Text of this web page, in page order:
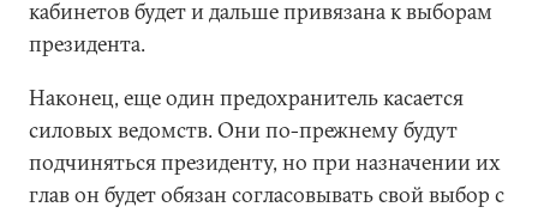
кабинетов будет и дальше привязана к выборам
президента.
Наконец, еще один предохранитель касается
силовых ведомств. Они по-прежнему будут
подчиняться президенту, но при назначении их
глав он будет обязан согласовывать свой выбор с